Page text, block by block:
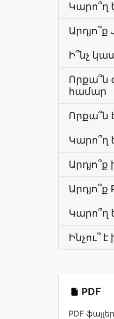
Կարո՞ղ
Ի՞նչ
Որքա՞ն
համար
Որքա՞ն
Կարո՞ղ
Կարո՞ղ
Ինչու՞
PDF
PDF